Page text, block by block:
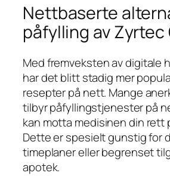
Nettbaserte
påfylling av Zyrtec
Med fremveksten av digitale
har det blitt stadig mer
resepter på nett. Mange
tilbyr påfyllingstjenester på
kan motta medisinen din rett
Dette er spesielt gunstig for
timeplaner eller begrenset
apotek.